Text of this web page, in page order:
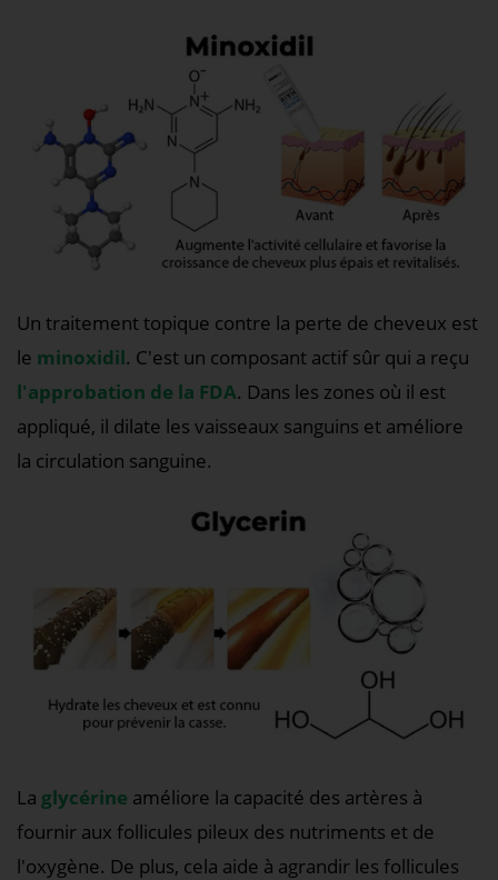
Un traitement topique contre la perte de cheveux est
le minoxidil. C'est un composant actif sûr qui a reçu
l'approbation de la FDA. Dans les zones où il est
appliqué, il dilate les vaisseaux sanguins et améliore
la circulation sanguine.
La glycérine améliore la capacité des artères à
fournir aux follicules pileux des nutriments et de
l'oxygène. De plus, cela aide à agrandir les follicules